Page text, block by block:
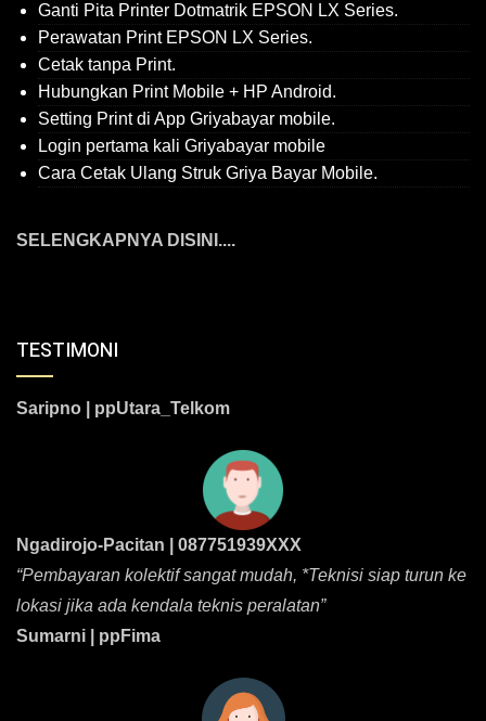
Ganti Pita Printer Dotmatrik EPSON LX Series.
Perawatan Print EPSON LX Series.
Cetak tanpa Print.
Hubungkan Print Mobile + HP Android.
Setting Print di App Griyabayar mobile.
Login pertama kali Griyabayar mobile
Cara Cetak Ulang Struk Griya Bayar Mobile.
SELENGKAPNYA DISINI....
TESTIMONI
Saripno | ppUtara_Telkom
Ngadirojo-Pacitan | 087751939XXX
“Pembayaran kolektif sangat mudah, *Teknisi siap turun ke
lokasi jika ada kendala teknis peralatan”
Sumarni | ppFima